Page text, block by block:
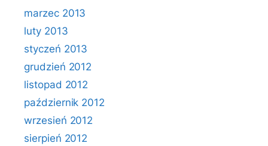
marzec 2013
luty 2013
styczeń 2013
grudzień 2012
listopad 2012
październik 2012
wrzesień 2012
sierpień 2012